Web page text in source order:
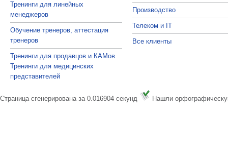
Тренинги для линейных
менеджеров
Обучение тренеров, аттестация
тренеров
Тренинги для продавцов и КАМов
Тренинги для медицинских
представителей
Производство
Телеком и IT
Все клиенты
Страница сгенерирована за 0.016904 секунд Нашли